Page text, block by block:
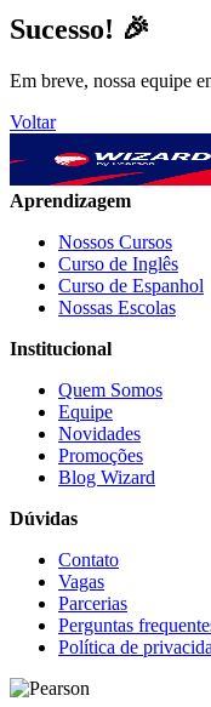
Sucesso! 🎉
Em breve, nossa equipe
Voltar
Aprendizagem
Nossos Cursos
Curso de Inglês
Curso de Espanhol
Nossas Escolas
Institucional
Quem Somos
Equipe
Novidades
Promoções
Blog Wizard
Dúvidas
Contato
Vagas
Parcerias
Perguntas
Política de